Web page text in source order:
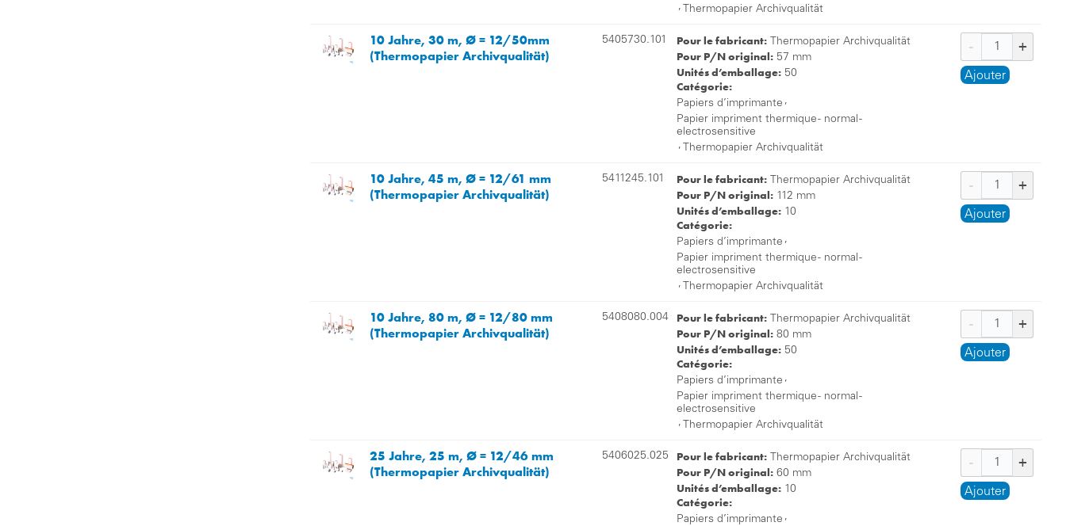
, Thermopapier Archivqualität
10 Jahre, 30 m, Ø = 12/50mm
(Thermopapier Archivqualität)
5405730.101 Pour le fabricant: Thermopapier Archivqualität
Pour P/N original: 57 mm
Unités d’emballage: 50
Catégorie:
Papiers d’imprimante ,
Papier impriment thermique - normal -
electrosensitive
, Thermopapier Archivqualität
Ajouter
10 Jahre, 45 m, Ø = 12/61 mm
(Thermopapier Archivqualität)
5411245.101 Pour le fabricant: Thermopapier Archivqualität
Pour P/N original: 112 mm
Unités d’emballage: 10
Catégorie:
Papiers d’imprimante ,
Papier impriment thermique - normal -
electrosensitive
, Thermopapier Archivqualität
Ajouter
10 Jahre, 80 m, Ø = 12/80 mm
(Thermopapier Archivqualität)
5408080.004 Pour le fabricant: Thermopapier Archivqualität
Pour P/N original: 80 mm
Unités d’emballage: 50
Catégorie:
Papiers d’imprimante ,
Papier impriment thermique - normal -
electrosensitive
, Thermopapier Archivqualität
Ajouter
25 Jahre, 25 m, Ø = 12/46 mm
(Thermopapier Archivqualität)
5406025.025 Pour le fabricant: Thermopapier Archivqualität
Pour P/N original: 60 mm
Unités d’emballage: 10
Catégorie:
Papiers d’imprimante ,
Ajouter